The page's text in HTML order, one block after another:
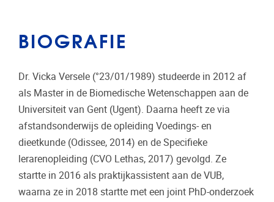
BIOGRAFIE
Dr. Vicka Versele (°23/01/1989) studeerde in 2012 af
als Master in de Biomedische Wetenschappen aan de
Universiteit van Gent (Ugent). Daarna heeft ze via
afstandsonderwijs de opleiding Voedings- en
dieetkunde (Odissee, 2014) en de Specifieke
lerarenopleiding (CVO Lethas, 2017) gevolgd. Ze
startte in 2016 als praktijkassistent aan de VUB,
waarna ze in 2018 startte met een joint PhD-onderzoek